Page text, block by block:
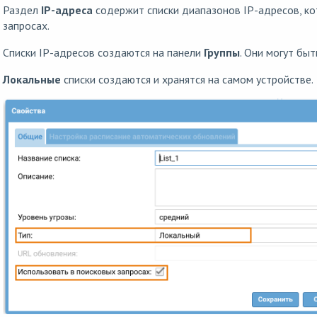
Раздел IP-адресасодержит списки диапазонов IP-адресов,
запросах.
Списки IP-адресов создаются на панели Группы. Они могут
Локальные списки создаются и хранятся на самом устройстве.